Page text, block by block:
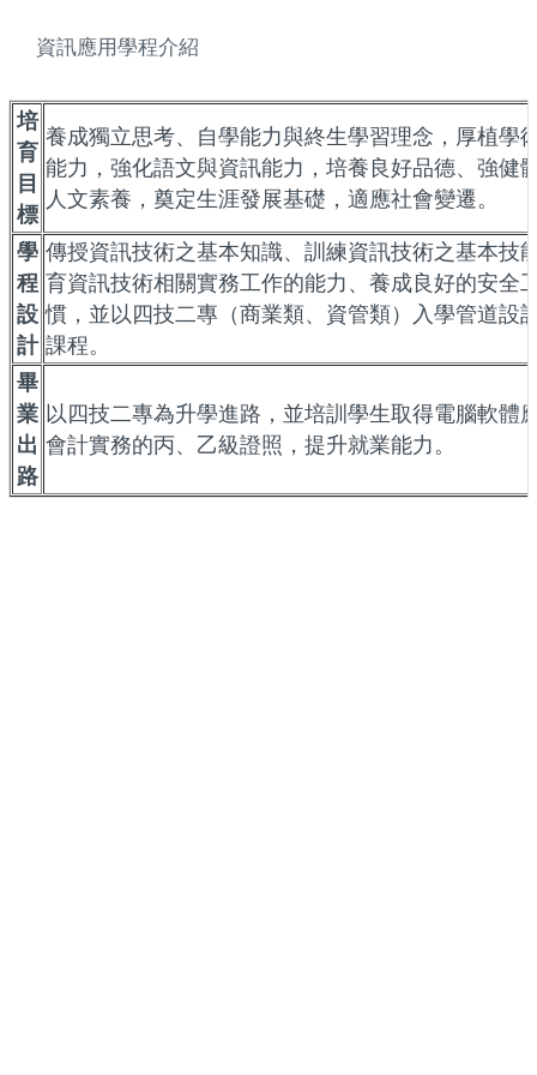
資訊應用學程介紹
培
育
目
標
養成獨立思考、自學能力與終生學習理念，厚植學
能力，強化語文與資訊能力，培養良好品德、強健
人文素養，奠定生涯發展基礎，適應社會變遷。
學
程
設
計
傳授資訊技術之基本知識、訓練資訊技術之基本技
育資訊技術相關實務工作的能力、養成良好的安全
慣，並以四技二專（商業類、資管類）入學管道設
課程。
畢
業
出
路
以四技二專為升學進路，並培訓學生取得電腦軟體
會計實務的丙、乙級證照，提升就業能力。